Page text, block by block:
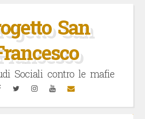
San
Sociali contro le mafie
FacebookTwitterInstagramYouTubeEmail